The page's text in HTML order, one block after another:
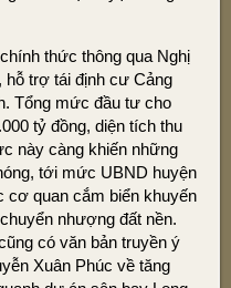
thức thông qua Nghị
hỗ trợ tái định cư Cảng
Tổng mức đầu tư cho
tỷ đồng, diện tích thu
này càng khiến những
tới mức UBND huyện
cơ quan cắm biển khuyến
nhượng đất nền.
có văn bản truyền ý
Xuân Phúc về tăng